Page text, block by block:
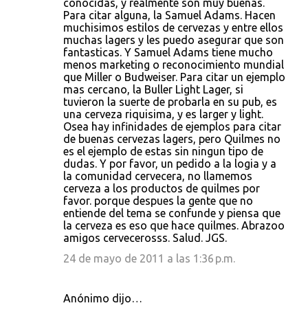
conocidas, y realmente son muy buenas.
Para citar alguna, la Samuel Adams. Hacen
muchisimos estilos de cervezas y entre ellos
muchas lagers y les puedo asegurar que son
fantasticas. Y Samuel Adams tiene mucho
menos marketing o reconocimiento mundial
que Miller o Budweiser. Para citar un ejemplo
mas cercano, la Buller Light Lager, si
tuvieron la suerte de probarla en su pub, es
una cerveza riquisima, y es larger y light.
Osea hay infinidades de ejemplos para citar
de buenas cervezas lagers, pero Quilmes no
es el ejemplo de estas sin ningun tipo de
dudas. Y por favor, un pedido a la logia y a
la comunidad cervecera, no llamemos
cerveza a los productos de quilmes por
favor. porque despues la gente que no
entiende del tema se confunde y piensa que
la cerveza es eso que hace quilmes. Abrazoo
amigos cervecerosss. Salud. JGS.
24 de mayo de 2011 a las 1:36 p.m.
Anónimo dijo…